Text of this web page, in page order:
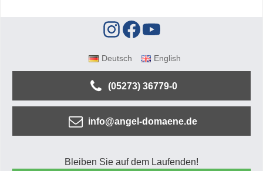
Deutsch English
(05273) 36779-0
info@angel-domaene.de
Bleiben Sie auf dem Laufenden!